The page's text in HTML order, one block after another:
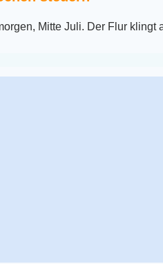
Mitte Juli. Der Flur klingt